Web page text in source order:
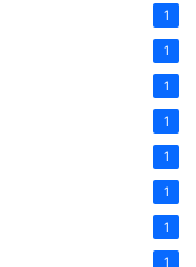
1
1
1
1
1
1
1
1